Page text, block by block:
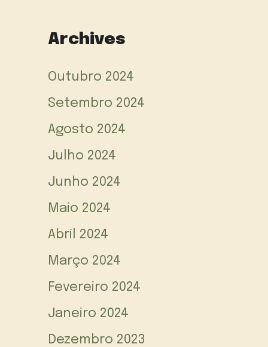
Archives
Outubro 2024
Setembro 2024
Agosto 2024
Julho 2024
Junho 2024
Maio 2024
Abril 2024
Março 2024
Fevereiro 2024
Janeiro 2024
Dezembro 2023